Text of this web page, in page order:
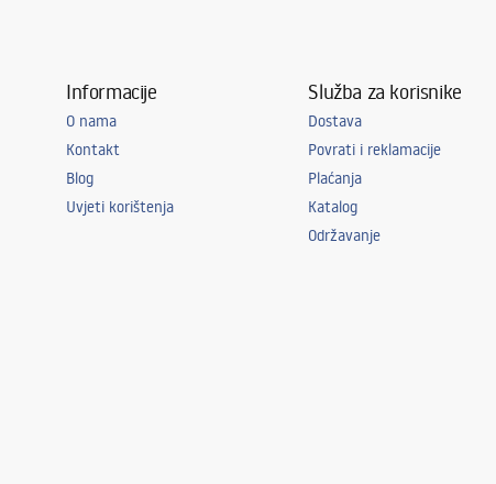
Informacije
O nama
Kontakt
Blog
Uvjeti korištenja
Služba za korisnike
Dostava
Povrati i reklamacije
Plaćanja
Katalog
Održavanje